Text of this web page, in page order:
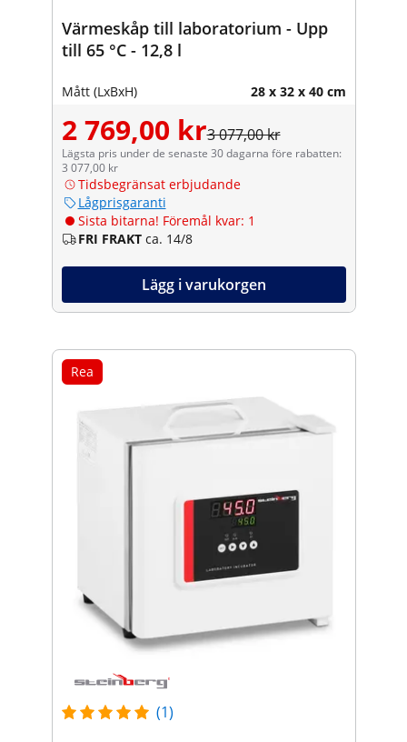
Värmeskåp till laboratorium - Upp
till 65 °C - 12,8 l
Mått (LxBxH) 28 x 32 x 40 cm
2 769,00 kr3 077,00 kr
Lägsta pris under de senaste 30 dagarna före rabatten:
3 077,00 kr
Tidsbegränsat erbjudande
Lågprisgaranti
Sista bitarna! Föremål kvar: 1
FRI FRAKT ca. 14/8
Lägg i varukorgen
Rea
(1)